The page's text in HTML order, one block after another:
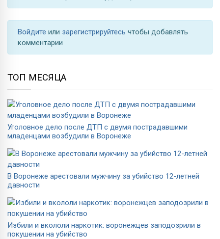
Войдите или зарегистрируйтесь чтобы добавлять
комментарии
ТОП МЕСЯЦА
Уголовное дело после ДТП с двумя пострадавшими
младенцами возбудили в Воронеже
В Воронеже арестовали мужчину за убийство 12-летней
давности
Избили и вкололи наркотик: воронежцев заподозрили в
покушении на убийство